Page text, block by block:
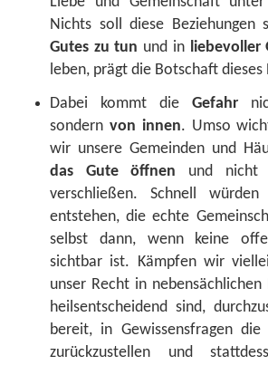
Nichts soll diese Beziehungen
Gutes zu tun und in liebevoller
leben, prägt die Botschaft dieses
Dabei kommt die Gefahr
sondern von innen. Umso
wir unsere Gemeinden und
das Gute öffnen und nicht
verschließen. Schnell
entstehen, die echte
selbst dann, wenn keine
sichtbar ist. Kämpfen wir
unser Recht in
heilsentscheidend sind,
bereit, in Gewissensfragen die
zurückzustellen und